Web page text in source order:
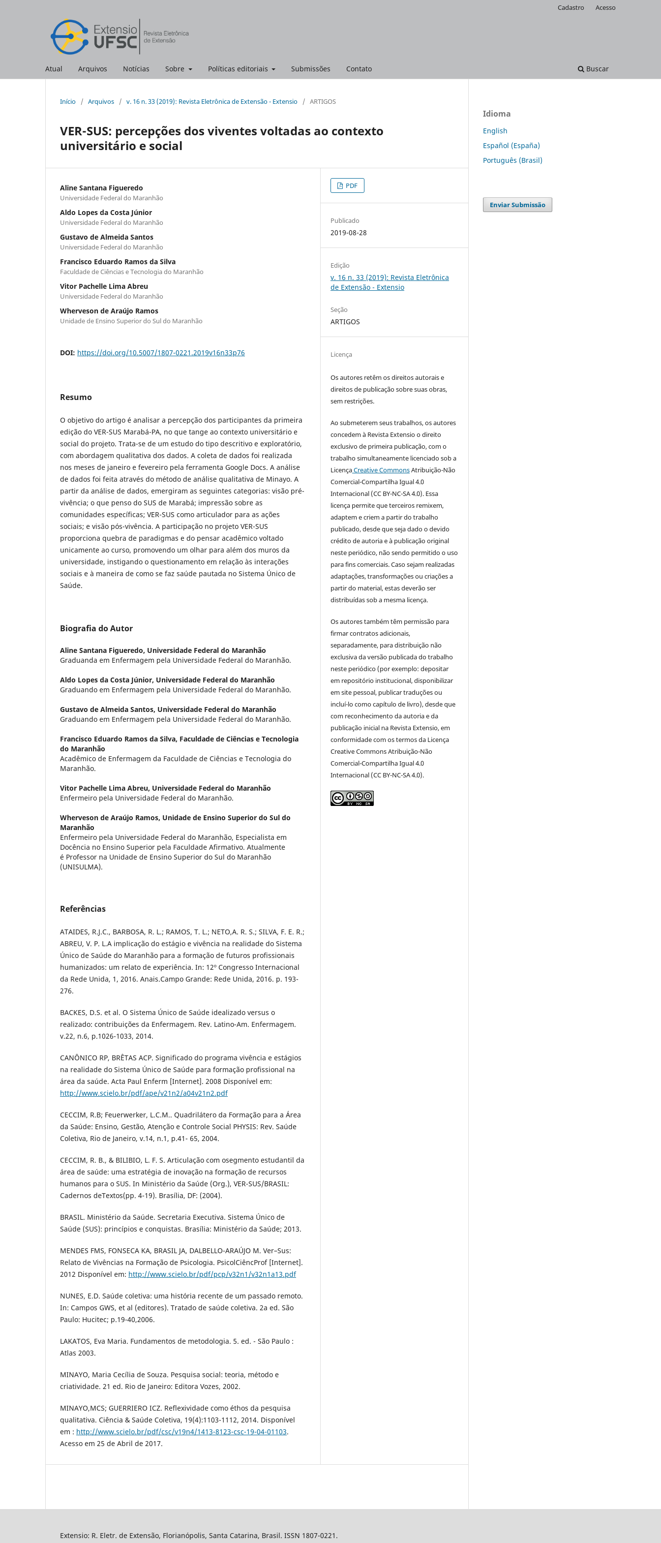
Atual Arquivos Notícias Sobre Políticas editoriais Submissões Contato Buscar
Cadastro Acesso
Início / Arquivos / v. 16 n. 33 (2019): Revista Eletrônica de Extensão - Extensio / ARTIGOS
VER-SUS: percepções dos viventes voltadas ao contexto
universitário e social
Aline Santana Figueredo
Universidade Federal do Maranhão
Aldo Lopes da Costa Júnior
Universidade Federal do Maranhão
Gustavo de Almeida Santos
Universidade Federal do Maranhão
Francisco Eduardo Ramos da Silva
Faculdade de Ciências e Tecnologia do Maranhão
Vitor Pachelle Lima Abreu
Universidade Federal do Maranhão
Wherveson de Araújo Ramos
Unidade de Ensino Superior do Sul do Maranhão
DOI: https://doi.org/10.5007/1807-0221.2019v16n33p76
Resumo
O objetivo do artigo é analisar a percepção dos participantes da primeira
edição do VER-SUS Marabá-PA, no que tange ao contexto universitário e
social do projeto. Trata-se de um estudo do tipo descritivo e exploratório,
com abordagem qualitativa dos dados. A coleta de dados foi realizada
nos meses de janeiro e fevereiro pela ferramenta Google Docs. A análise
de dados foi feita através do método de análise qualitativa de Minayo. A
partir da análise de dados, emergiram as seguintes categorias: visão pré-
vivência; o que penso do SUS de Marabá; impressão sobre as
comunidades específicas; VER-SUS como articulador para as ações
sociais; e visão pós-vivência. A participação no projeto VER-SUS
proporciona quebra de paradigmas e do pensar acadêmico voltado
unicamente ao curso, promovendo um olhar para além dos muros da
universidade, instigando o questionamento em relação às interações
sociais e à maneira de como se faz saúde pautada no Sistema Único de
Saúde.
Biografia do Autor
Aline Santana Figueredo, Universidade Federal do Maranhão
Graduanda em Enfermagem pela Universidade Federal do Maranhão.
Aldo Lopes da Costa Júnior, Universidade Federal do Maranhão
Graduando em Enfermagem pela Universidade Federal do Maranhão.
Gustavo de Almeida Santos, Universidade Federal do Maranhão
Graduando em Enfermagem pela Universidade Federal do Maranhão.
Francisco Eduardo Ramos da Silva, Faculdade de Ciências e Tecnologia
do Maranhão
Acadêmico de Enfermagem da Faculdade de Ciências e Tecnologia do
Maranhão.
Vitor Pachelle Lima Abreu, Universidade Federal do Maranhão
Enfermeiro pela Universidade Federal do Maranhão.
Wherveson de Araújo Ramos, Unidade de Ensino Superior do Sul do
Maranhão
Enfermeiro pela Universidade Federal do Maranhão, Especialista em
Docência no Ensino Superior pela Faculdade Afirmativo. Atualmente
é Professor na Unidade de Ensino Superior do Sul do Maranhão
(UNISULMA).
Referências
ATAIDES, R.J.C., BARBOSA, R. L.; RAMOS, T. L.; NETO,A. R. S.; SILVA, F. E. R.;
ABREU, V. P. L.A implicação do estágio e vivência na realidade do Sistema
Único de Saúde do Maranhão para a formação de futuros profissionais
humanizados: um relato de experiência. In: 12º Congresso Internacional
da Rede Unida, 1, 2016. Anais.Campo Grande: Rede Unida, 2016. p. 193-
276.
BACKES, D.S. et al. O Sistema Único de Saúde idealizado versus o
realizado: contribuições da Enfermagem. Rev. Latino-Am. Enfermagem.
v.22, n.6, p.1026-1033, 2014.
CANÔNICO RP, BRÊTAS ACP. Significado do programa vivência e estágios
na realidade do Sistema Único de Saúde para formação profissional na
área da saúde. Acta Paul Enferm [Internet]. 2008 Disponível em:
http://www.scielo.br/pdf/ape/v21n2/a04v21n2.pdf
CECCIM, R.B; Feuerwerker, L.C.M.. Quadrilátero da Formação para a Área
da Saúde: Ensino, Gestão, Atenção e Controle Social PHYSIS: Rev. Saúde
Coletiva, Rio de Janeiro, v.14, n.1, p.41- 65, 2004.
CECCIM, R. B., & BILIBIO, L. F. S. Articulação com osegmento estudantil da
área de saúde: uma estratégia de inovação na formação de recursos
humanos para o SUS. In Ministério da Saúde (Org.), VER-SUS/BRASIL:
Cadernos deTextos(pp. 4-19). Brasília, DF: (2004).
BRASIL. Ministério da Saúde. Secretaria Executiva. Sistema Único de
Saúde (SUS): princípios e conquistas. Brasília: Ministério da Saúde; 2013.
MENDES FMS, FONSECA KA, BRASIL JA, DALBELLO-ARAÚJO M. Ver–Sus:
Relato de Vivências na Formação de Psicologia. PsicolCiêncProf [Internet].
2012 Disponível em: http://www.scielo.br/pdf/pcp/v32n1/v32n1a13.pdf
NUNES, E.D. Saúde coletiva: uma história recente de um passado remoto.
In: Campos GWS, et al (editores). Tratado de saúde coletiva. 2a ed. São
Paulo: Hucitec; p.19-40,2006.
LAKATOS, Eva Maria. Fundamentos de metodologia. 5. ed. - São Paulo :
Atlas 2003.
MINAYO, Maria Cecília de Souza. Pesquisa social: teoria, método e
criatividade. 21 ed. Rio de Janeiro: Editora Vozes, 2002.
MINAYO,MCS; GUERRIERO ICZ. Reflexividade como éthos da pesquisa
qualitativa. Ciência & Saúde Coletiva, 19(4):1103-1112, 2014. Disponível
em : http://www.scielo.br/pdf/csc/v19n4/1413-8123-csc-19-04-01103.
Acesso em 25 de Abril de 2017.
PDF
Publicado
2019-08-28
Edição
v. 16 n. 33 (2019): Revista Eletrônica
de Extensão - Extensio
Seção
ARTIGOS
Licença
Os autores retêm os direitos autorais e
direitos de publicação sobre suas obras,
sem restrições.
Ao submeterem seus trabalhos, os autores
concedem à Revista Extensio o direito
exclusivo de primeira publicação, com o
trabalho simultaneamente licenciado sob a
LicençaCreative CommonsAtribuição-Não
Comercial-Compartilha Igual 4.0
Internacional (CC BY-NC-SA 4.0). Essa
licença permite que terceiros remixem,
adaptem e criem a partir do trabalho
publicado, desde que seja dado o devido
crédito de autoria e à publicação original
neste periódico, não sendo permitido o uso
para fins comerciais. Caso sejam realizadas
adaptações, transformações ou criações a
partir do material, estas deverão ser
distribuídas sob a mesma licença.
Os autores também têm permissão para
firmar contratos adicionais,
separadamente, para distribuição não
exclusiva da versão publicada do trabalho
neste periódico (por exemplo: depositar
em repositório institucional, disponibilizar
em site pessoal, publicar traduções ou
incluí-lo como capítulo de livro), desde que
com reconhecimento da autoria e da
publicação inicial na Revista Extensio, em
conformidade com os termos da Licença
Creative Commons Atribuição-Não
Comercial-Compartilha Igual 4.0
Internacional (CC BY-NC-SA 4.0).
Idioma
English
Español (España)
Português (Brasil)
Enviar Submissão
Extensio: R. Eletr. de Extensão, Florianópolis, Santa Catarina, Brasil. ISSN 1807-0221.